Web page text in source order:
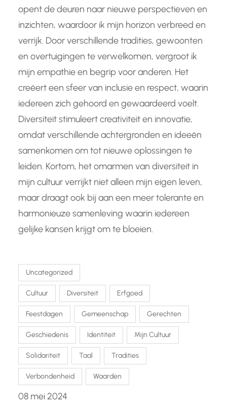
opent de deuren naar nieuwe perspectieven en
inzichten, waardoor ik mijn horizon verbreed en
verrijk. Door verschillende tradities, gewoonten
en overtuigingen te verwelkomen, vergroot ik
mijn empathie en begrip voor anderen. Het
creëert een sfeer van inclusie en respect, waarin
iedereen zich gehoord en gewaardeerd voelt.
Diversiteit stimuleert creativiteit en innovatie,
omdat verschillende achtergronden en ideeën
samenkomen om tot nieuwe oplossingen te
leiden. Kortom, het omarmen van diversiteit in
mijn cultuur verrijkt niet alleen mijn eigen leven,
maar draagt ook bij aan een meer tolerante en
harmonieuze samenleving waarin iedereen
gelijke kansen krijgt om te bloeien.
Uncategorized
Cultuur Diversiteit Erfgoed
Feestdagen Gemeenschap Gerechten
Geschiedenis Identiteit Mijn Cultuur
Solidariteit Taal Tradities
Verbondenheid Waarden
08 mei 2024